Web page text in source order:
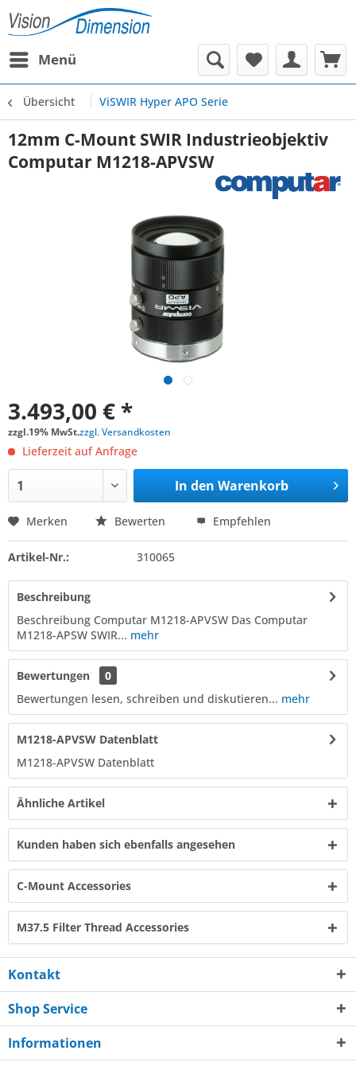
Menü
Übersicht ViSWIR Hyper APO Serie
12mm C-Mount SWIR Industrieobjektiv
Computar M1218-APVSW
3.493,00 € *
zzgl.19% MwSt.zzgl. Versandkosten
Lieferzeit auf Anfrage
In den Warenkorb
Merken Bewerten Empfehlen
Artikel-Nr.: 310065
Beschreibung
Beschreibung Computar M1218-APVSW Das Computar
M1218-APSW SWIR... mehr
Bewertungen
0
Bewertungen lesen, schreiben und diskutieren... mehr
M1218-APVSW Datenblatt
M1218-APVSW Datenblatt​
Ähnliche Artikel
Kunden haben sich ebenfalls angesehen
C-Mount Accessories
M37.5 Filter Thread Accessories
Kontakt
Shop Service
Informationen